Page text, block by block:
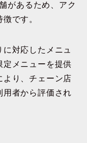
があるため、アク
です。
対応したメニュ
定メニューを提供
より、チェーン店
用者から評価され